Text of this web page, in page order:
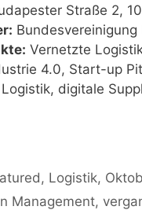
Straße 2,
Bundesvereinigung
Vernetzte
4.0, Start-up
digitale
, Logistik,
Management,